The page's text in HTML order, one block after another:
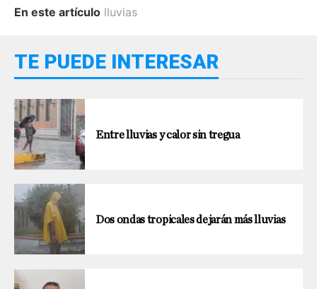
En este artículo lluvias
TE PUEDE INTERESAR
Entre lluvias y calor sin tregua
Dos ondas tropicales dejarán más lluvias